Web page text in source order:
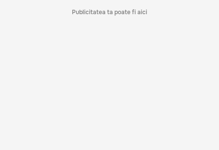
Publicitatea ta poate fi aici